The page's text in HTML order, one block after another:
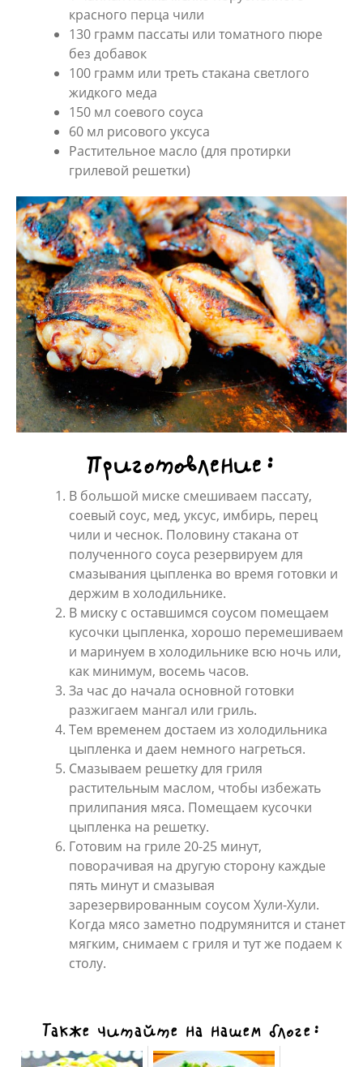
красного перца чили
130 грамм пассаты или томатного пюре
без добавок
100 грамм или треть стакана светлого
жидкого меда
150 мл соевого соуса
60 мл рисового уксуса
Растительное масло (для протирки
грилевой решетки)
Приготовление:
В большой миске смешиваем пассату,
соевый соус, мед, уксус, имбирь, перец
чили и чеснок. Половину стакана от
полученного соуса резервируем для
смазывания цыпленка во время готовки и
держим в холодильнике.
В миску с оставшимся соусом помещаем
кусочки цыпленка, хорошо перемешиваем
и маринуем в холодильнике всю ночь или,
как минимум, восемь часов.
За час до начала основной готовки
разжигаем мангал или гриль.
Тем временем достаем из холодильника
цыпленка и даем немного нагреться.
Смазываем решетку для гриля
растительным маслом, чтобы избежать
прилипания мяса. Помещаем кусочки
цыпленка на решетку.
Готовим на гриле 20-25 минут,
поворачивая на другую сторону каждые
пять минут и смазывая
зарезервированным соусом Хули-Хули.
Когда мясо заметно подрумянится и станет
мягким, снимаем с гриля и тут же подаем к
столу.
Также читайте на нашем блоге: